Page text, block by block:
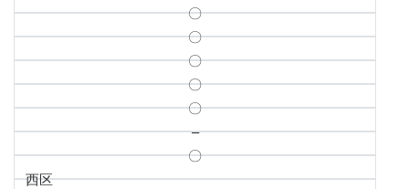
〇
〇
〇
〇
〇
–
〇
西区